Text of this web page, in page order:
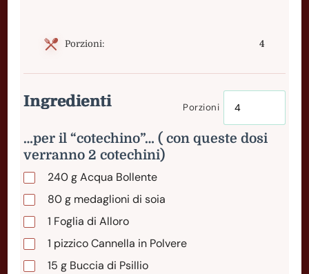
Porzioni: 4
Ingredienti Porzioni
…per il “cotechino”… ( con queste dosi
verranno 2 cotechini)
240gAcqua Bollente
80g medaglioni di soia
1 Foglia di Alloro
1 pizzicoCannella in Polvere
15 g Buccia di Psillio